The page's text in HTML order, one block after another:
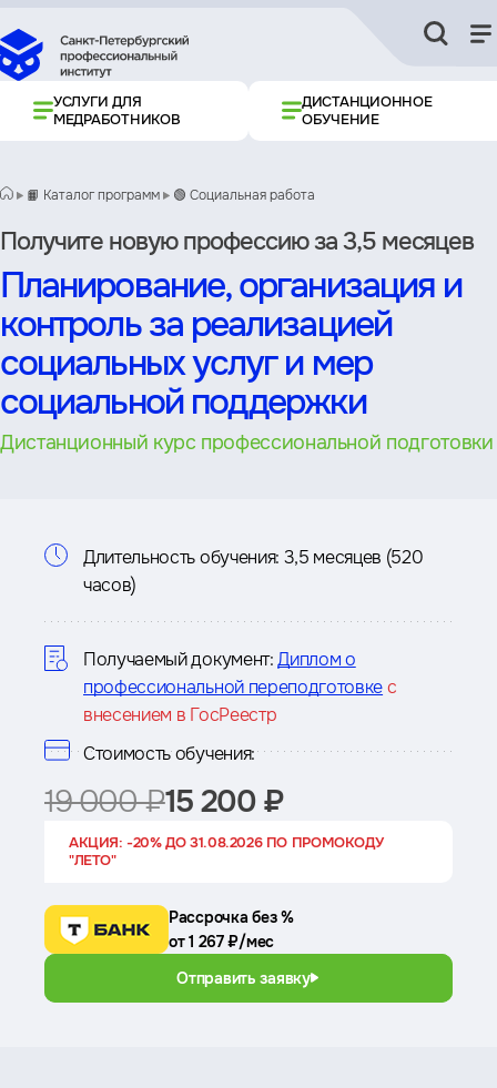
УСЛУГИ ДЛЯ
МЕДРАБОТНИКОВ
ДИСТАНЦИОННОЕ
ОБУЧЕНИЕ
📙 Каталог программ 🟢 Социальная работа
Получите новую профессию за 3,5 месяцев
Планирование, организация и
контроль за реализацией
социальных услуг и мер
социальной поддержки
Дистанционный курс профессиональной подготовки
Информация
курсе
Длительность обучения: 3,5 месяцев (520
часов)
Получаемый документ: Диплом о
профессиональной переподготовкес
внесением в ГосРеестр
Стоимость обучения:
19 000 ₽15 200 ₽
АКЦИЯ: -20% ДО 31.08.2026 ПО ПРОМОКОДУ
"ЛЕТО"
Рассрочка без %
от 1 267 ₽/мес
Отправить заявку